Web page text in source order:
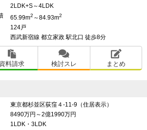
2LDK+S～4LDK
65.99m2 ～84.93m2
124戸
西武新宿線 都立家政 駅北口 徒歩8分
資料請求 検討スレ まとめ
東京都杉並区荻窪４-11-9（住居表示）
8490万円～2億1990万円
1LDK・3LDK